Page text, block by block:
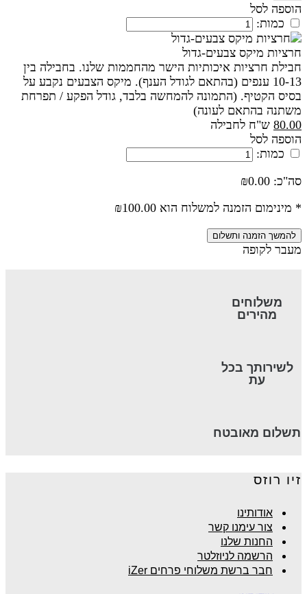
הוספה לסל
כמות:
חרציות מיקס צבעים-גדול
חבילת חרציות איכותיות הישר מהחממות שלנו. בחבילה בין
10-13 ענפים (בהתאם לגודל הענף). מיקס הצבעים נקבע על
בסיס הקטיף. (התמונה להמחשה בלבד, גודל הפקע / תפרחת
משתנה בהתאם לעונה)
80.00 ש"ח לחבילה
הוספה לסל
כמות:
סה"כ: ₪ 0.00
* מינימום הזמנה למשלוח הוא
₪100.00
להמשך הזמנה ותשלום
מעבר לקופה
משלוחים
מהירים
לשירותך בכל
עת
תשלום מאובטח
זיו רוזס
אודותינו
צור עימנו קשר
החנות שלנו
הרשמה לניוזלטר
חבר ברשת משלוחי פרחים iZer